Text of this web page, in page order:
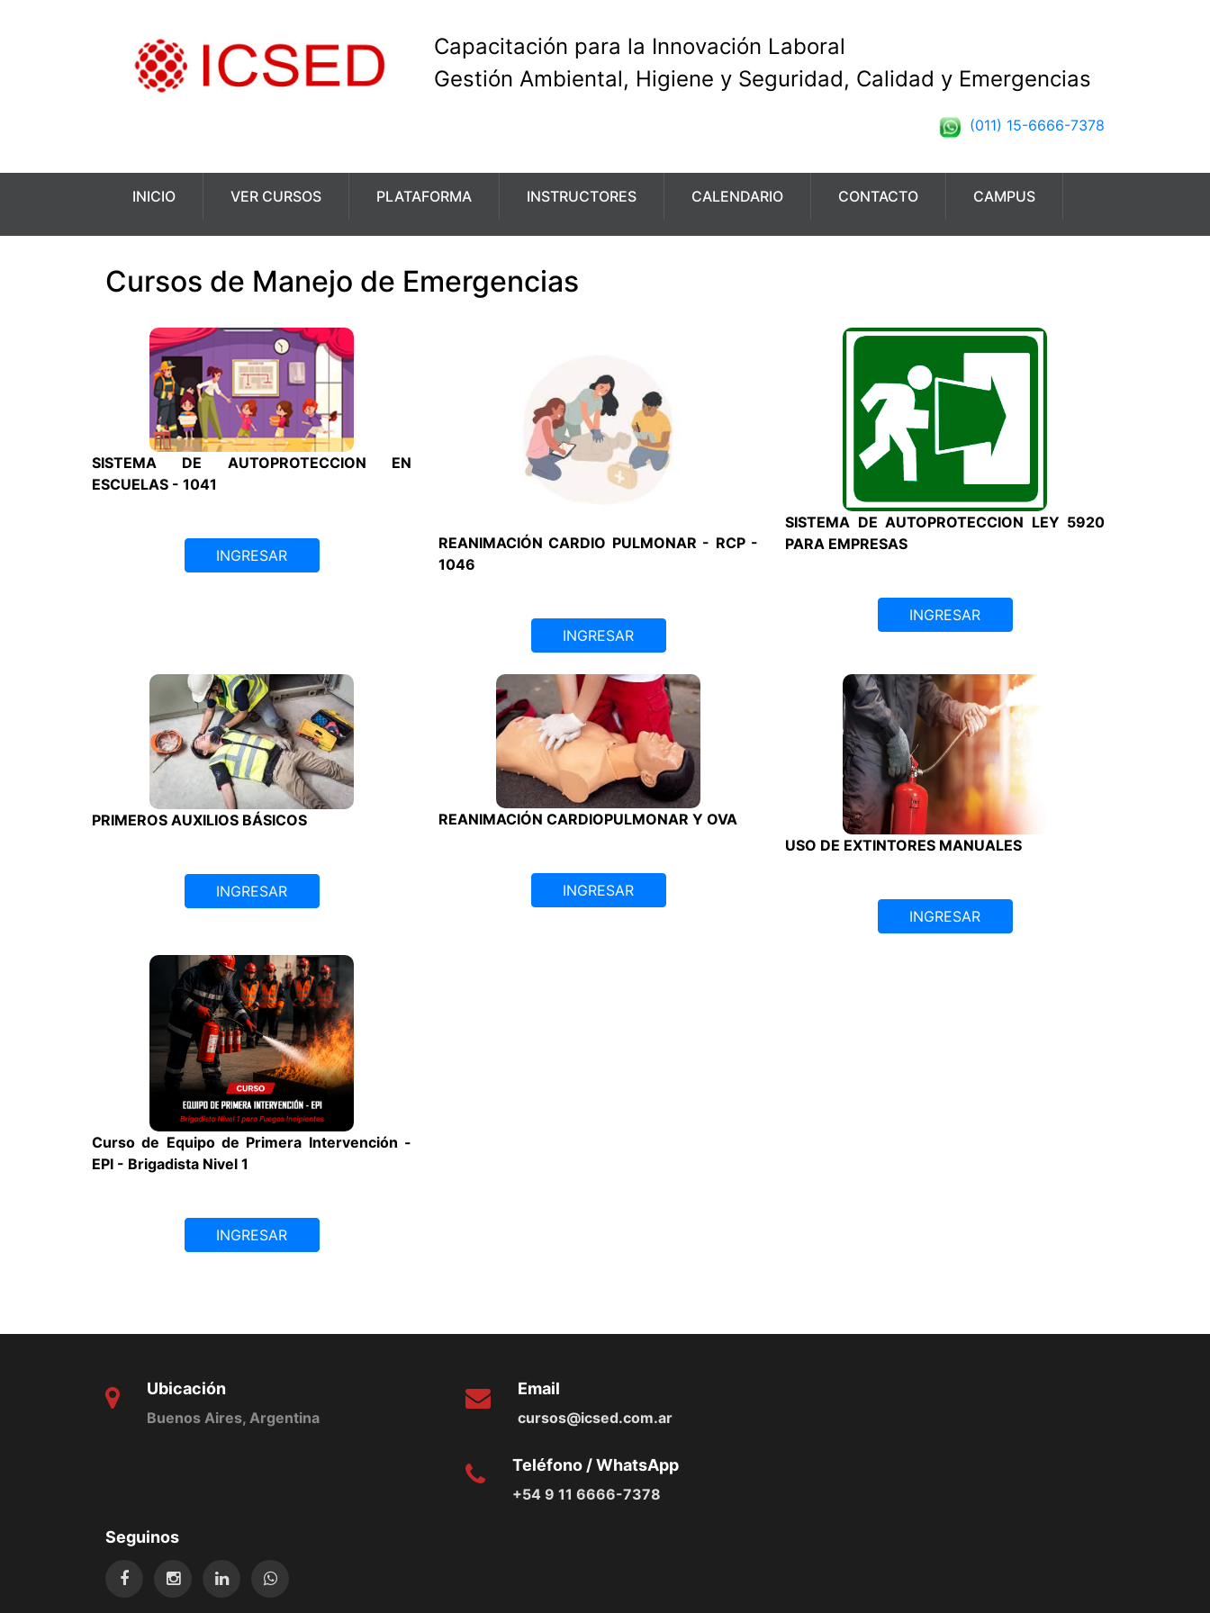
Capacitación para la Innovación Laboral
Gestión Ambiental, Higiene y Seguridad, Calidad y Emergencias
(011) 15-6666-7378
INICIO VER CURSOS PLATAFORMA INSTRUCTORES CALENDARIO CONTACTO CAMPUS
Cursos de Manejo de Emergencias
SISTEMA DE AUTOPROTECCION EN
ESCUELAS - 1041
INGRESAR
REANIMACIÓN CARDIO PULMONAR - RCP -
1046
INGRESAR
SISTEMA DE AUTOPROTECCION LEY 5920
PARA EMPRESAS
INGRESAR
PRIMEROS AUXILIOS BÁSICOS
INGRESAR
REANIMACIÓN CARDIOPULMONAR Y OVA
INGRESAR
USO DE EXTINTORES MANUALES
INGRESAR
Curso de Equipo de Primera Intervención -
EPI - Brigadista Nivel 1
INGRESAR
Ubicación
Buenos Aires, Argentina
Email
cursos@icsed.com.ar
Teléfono / WhatsApp
+54 9 11 6666-7378
Seguinos